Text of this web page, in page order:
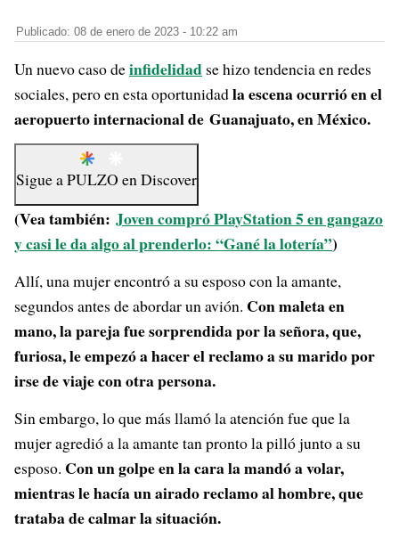
Publicado: 08 de enero de 2023 - 10:22 am
Un nuevo caso deinfidelidad se hizo tendencia en redes
sociales, pero en esta oportunidadla escena ocurrió en el
aeropuerto internacional de Guanajuato, en México.
Sigue aPULZO enDiscover
(Vea también: Joven compró PlayStation 5 en gangazo
y casi le da algo al prenderlo: “Gané la lotería”)
Allí, una mujer encontró a su esposo con la amante,
segundos antes de abordar un avión. Con maleta en
mano, la pareja fue sorprendida por la señora, que,
furiosa, le empezó a hacer el reclamo a su marido por
irse de viaje con otra persona.
Sin embargo, lo que más llamó la atención fue que la
mujer agredió a la amante tan pronto la pilló junto a su
esposo. Con un golpe en la cara la mandó a volar,
mientras le hacía un airado reclamo al hombre, que
trataba de calmar la situación.